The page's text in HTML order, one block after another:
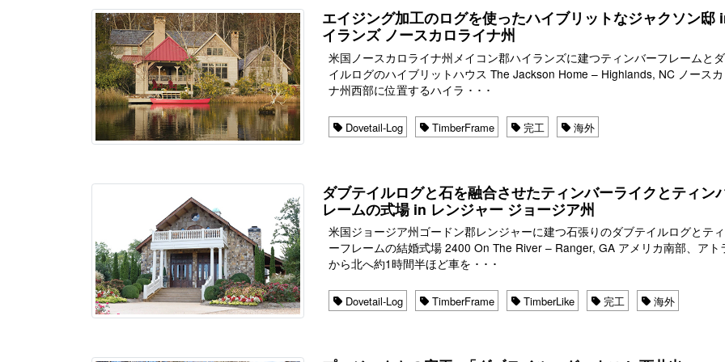
エイジング加工のログを使ったハイブリットなジャクソン邸
イランズ ノースカロライナ州
米国ノースカロライナ州メイコン郡ハイランズに建つティンバーフレームと
イルログのハイブリットハウス The Jackson Home – Highlands, NC ノース
ナ州西部に位置するハイラ ･ ･ ･
Dovetail-Log TimberFrame 完工 海外
ダブテイルログと石を融合させたティンバーライクとティン
レームの式場 in レンジャー ジョージア州
米国ジョージア州ゴードン郡レンジャーに建つ石張りのダブテイルログとテ
ーフレームの結婚式場 2400 On The River – Ranger, GA アメリカ南部、アト
から北へ約1時間半ほど車を ･ ･ ･
Dovetail-Log TimberFrame TimberLike 完工 海外